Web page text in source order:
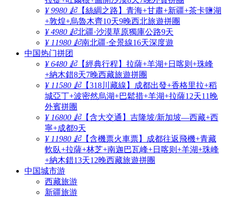
¥ 9980 起【絲綢之路】青海+甘肅+新疆+茶卡鹽湖
+敦煌+烏魯木齊10天9晚西北旅遊拼團
¥ 4980 起北疆·沙漠草原獨庫公路9天
¥ 11980 起南北疆·全景線16天深度遊
中国热门拼团
¥ 6480 起【經典行程】拉薩+羊湖+日喀则+珠峰
+納木錯8天7晚西藏旅遊拼團
¥ 11580 起【318川藏線】成都出發+香格里拉+稻
城亞丁+波密然烏湖+巴鬆措+羊湖+拉薩12天11晚
外賓拼團
¥ 16800 起【含大交通】吉隆坡/新加坡—西藏+西
寧+成都9天
¥ 11980 起【含機票火車票】成都往返飛機+青藏
軟臥+拉薩+林芝+南迦巴瓦峰+日喀则+羊湖+珠峰
+納木錯13天12晚西藏旅遊拼團
中国城市游
西藏旅游
新疆旅游